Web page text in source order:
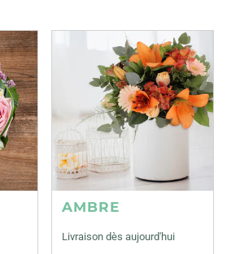
AMBRE
Livraison dès aujourd'hui